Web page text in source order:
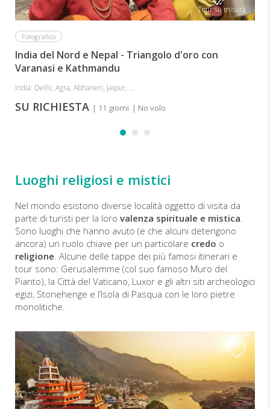
Tour su misura
Fotografico
India del Nord e Nepal - Triangolo d'oro con
Varanasi e Kathmandu
India: Delhi, Agra, Abhaneri, Jaipur, ...
SU RICHIESTA | 11 giorni | No volo
Luoghi religiosi e mistici
Nel mondo esistono diverse località oggetto di visita da
parte di turisti per la loro valenza spirituale e mistica
Sono luoghi che hanno avuto (e che alcuni detengono
ancora) un ruolo chiave per un particolare credo o
religione . Alcune delle tappe dei più famosi itinerari e
tour sono: Gerusalemme (col suo famoso Muro del
Pianto), la Città del Vaticano, Luxor e gli altri siti archeologici
egizi, Stonehenge e l’Isola di Pasqua con le loro pietre
monolitiche.